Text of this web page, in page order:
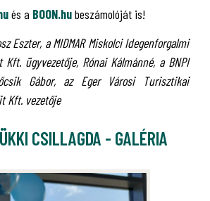
és a BOON.hubeszámolóját is!
Eszter, a MIDMAR Miskolci Idegenforgalmi
ügyvezetője, Rónai Kálmánné, a BNPI
Gábor, az Eger Városi Turisztikai
Kft. vezetője
CSILLAGDA - GALÉRIA